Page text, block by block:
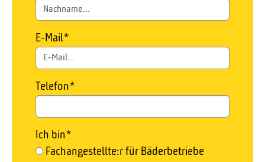
E-Mail*
Telefon*
Ich bin*
Fachangestellte:r für Bäderbetriebe